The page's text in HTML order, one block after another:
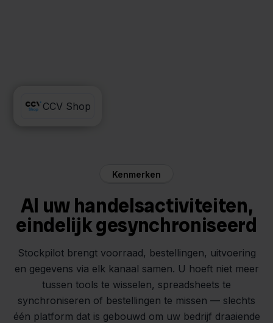
Maxeda
CCV Shop
Kenmerken
Al uw handelsactiviteiten,
eindelijk gesynchroniseerd
Stockpilot brengt voorraad, bestellingen, uitvoering
en gegevens via elk kanaal samen. U hoeft niet meer
tussen tools te wisselen, spreadsheets te
synchroniseren of bestellingen te missen — slechts
één platform dat is gebouwd om uw bedrijf draaiende